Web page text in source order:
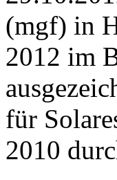
(mgf) in
2012 im
für
2010